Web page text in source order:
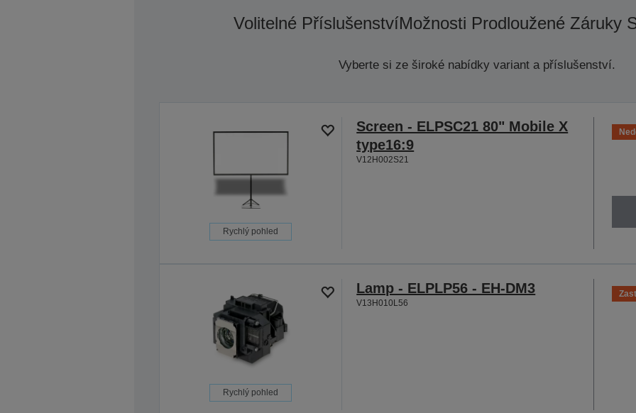
Volitelné PříslušenstvíMožnosti Prodloužené Záruky
Vyberte si ze široké nabídky variant a příslušenství.
Rychlý pohled
Screen - ELPSC21 80" Mobile X
type16:9
V12H002S21
Rychlý pohled
Lamp - ELPLP56 - EH-DM3
V13H010L56